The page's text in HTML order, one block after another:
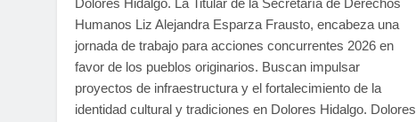
Dolores Hidalgo. La Titular de la Secretaría de Derechos
Humanos Liz Alejandra Esparza Frausto, encabeza una
jornada de trabajo para acciones concurrentes 2026 en
favor de los pueblos originarios. Buscan impulsar
proyectos de infraestructura y el fortalecimiento de la
identidad cultural y tradiciones en Dolores Hidalgo. Dolores